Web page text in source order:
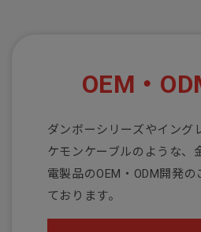
OEM・
ダンボーシリーズやイング
ケモンケーブルのような、
電製品のOEM・ODM開発
ております。